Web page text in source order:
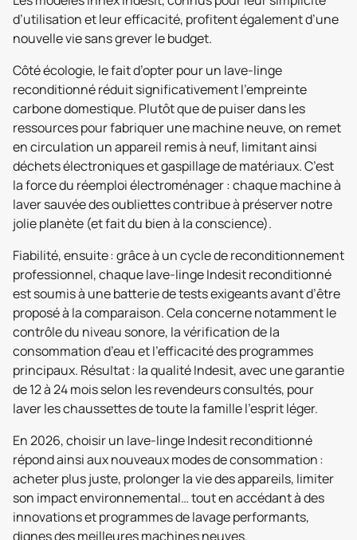
d’utilisation et leur efficacité, profitent également d’une
nouvelle vie sans grever le budget.
Côté écologie, le fait d’opter pour un lave-linge
reconditionné réduit significativement l’empreinte
carbone domestique. Plutôt que de puiser dans les
ressources pour fabriquer une machine neuve, on remet
en circulation un appareil remis à neuf, limitant ainsi
déchets électroniques et gaspillage de matériaux. C’est
la force du réemploi électroménager : chaque machine à
laver sauvée des oubliettes contribue à préserver notre
jolie planète (et fait du bien à la conscience).
Fiabilité, ensuite : grâce à un cycle de reconditionnement
professionnel, chaque lave-linge Indesit reconditionné
est soumis à une batterie de tests exigeants avant d’être
proposé à la comparaison. Cela concerne notamment le
contrôle du niveau sonore, la vérification de la
consommation d’eau et l’efficacité des programmes
principaux. Résultat : la qualité Indesit, avec une garantie
de 12 à 24 mois selon les revendeurs consultés, pour
laver les chaussettes de toute la famille l’esprit léger.
En 2026, choisir un lave-linge Indesit reconditionné
répond ainsi aux nouveaux modes de consommation :
acheter plus juste, prolonger la vie des appareils, limiter
son impact environnemental… tout en accédant à des
innovations et programmes de lavage performants,
dignes des meilleures machines neuves.